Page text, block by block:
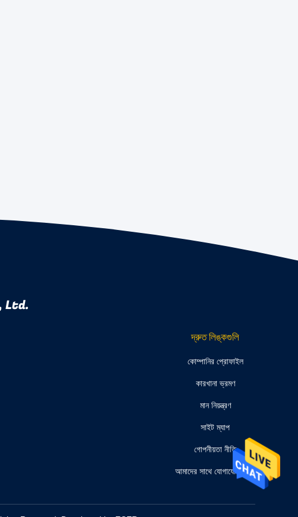
Ltd.
দ্রুত লিঙ্কগুলি
কোম্পানির প্রোফাইল
কারখানা ভ্রমণ
মান নিয়ন্ত্রণ
সাইট ম্যাপ
গোপনীয়তা নীতি
আমাদের সাথে যোগাযোগ করুন